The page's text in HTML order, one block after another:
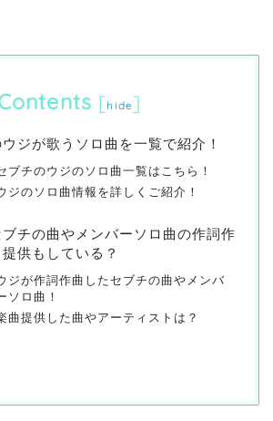
[hide]
ジが歌うソロ曲を一覧で紹介！
ブチのウジのソロ曲一覧はこちら！
ジのソロ曲情報を詳しくご紹介！
チの曲やメンバーソロ曲の作詞作
供もしている？
ジが作詞作曲したセブチの曲やメンバ
ソロ曲！
曲提供した曲やアーティストは？